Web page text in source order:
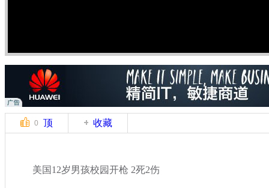
0 顶 收藏
美国12岁男孩校园开枪 2死2伤